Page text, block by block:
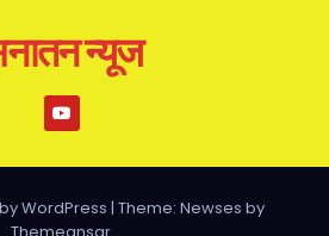
न्यूज
WordPress | Theme: Newses by